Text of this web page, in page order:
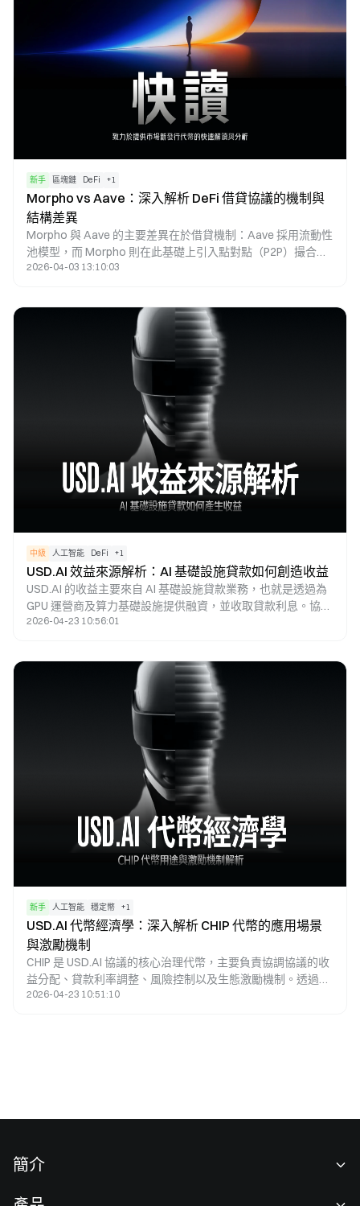
新手 區塊鏈 DeFi +1
Morpho vs Aave：深入解析 DeFi 借貸協議的機制與
結構差異
Morpho 與 Aave 的主要差異在於借貸機制：Aave 採用流動性
池模型，而 Morpho 則在此基礎上引入點對點（P2P）撮合機
制，使其能於相同市場中實現更優化的利率匹配。Aave 作為
本質區分在於「基礎設施」與「效率優化工具」。
2026-04-03 13:10:03
中級 人工智能 DeFi +1
USD.AI 效益來源解析：AI 基礎設施貸款如何創造收益
USD.AI 的收益主要來自 AI 基礎設施貸款業務，也就是透過為
GPU 運營商及算力基礎設施提供融資，並收取貸款利息。協議
會將這些收益分配給收益型資產 sUSDai 的持有者，並透過
基礎設施的收益轉化為 DeFi 生態中的可持續收益來源。
2026-04-23 10:56:01
新手 人工智能 穩定幣 +1
USD.AI 代幣經濟學：深入解析 CHIP 代幣的應用場景
與激勵機制
CHIP 是 USD.AI 協議的核心治理代幣，主要負責協調協議的收
益分配、貸款利率調整、風險控制以及生態激勵機制。透過
CHIP，USD.AI 將 AI 基礎設施的融資效益與協議治理深度結
2026-04-23 10:51:10
簡介